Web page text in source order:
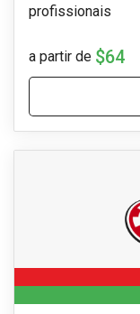
profissionais
a partir de $64